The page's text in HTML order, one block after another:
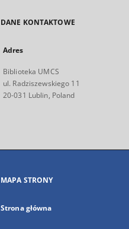
DANE KONTAKTOWE
Adres
Biblioteka UMCS
ul. Radziszewskiego 11
20-031 Lublin, Poland
MAPA STRONY
Strona główna